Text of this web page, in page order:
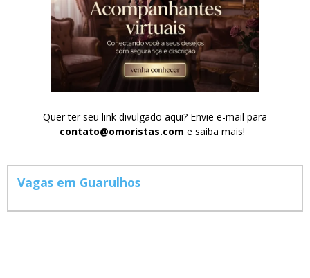
Quer ter seu link divulgado aqui? Envie e-mail para
contato@omoristas.com e saiba mais!
Vagas em Guarulhos